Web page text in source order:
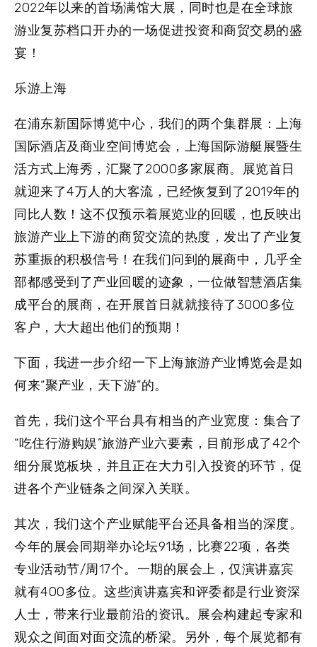
2022年以来的首场满馆大展，同时也是在全球旅
游业复苏档口开办的一场促进投资和商贸交易的盛
宴！
乐游上海
在浦东新国际博览中心，我们的两个集群展：上海
国际酒店及商业空间博览会，上海国际游艇展暨生
活方式上海秀，汇聚了2000多家展商。展览首日
就迎来了4万人的大客流，已经恢复到了2019年的
同比人数！这不仅预示着展览业的回暖，也反映出
旅游产业上下游的商贸交流的热度，发出了产业复
苏重振的积极信号！在我们问到的展商中，几乎全
部都感受到了产业回暖的迹象，一位做智慧酒店集
成平台的展商，在开展首日就就接待了3000多位
客户，大大超出他们的预期！
下面，我进一步介绍一下上海旅游产业博览会是如
何来“聚产业，天下游”的。
首先，我们这个平台具有相当的产业宽度 ：集合了
“吃住行游购娱”旅游产业六要素，目前形成了42个
细分展览板块，并且正在大力引入投资的环节，促
进各个产业链条之间深入关联。
其次，我们这个产业赋能平台还具备相当的深度。
今年的展会同期举办论坛91场，比赛22项，各类
专业活动节/周17个。一期的展会上，仅演讲嘉宾
就有400多位。这些演讲嘉宾和评委都是行业资深
人士，带来行业最前沿的资讯。展会构建起专家和
观众之间面对面交流的桥梁。另外，每个展览都有